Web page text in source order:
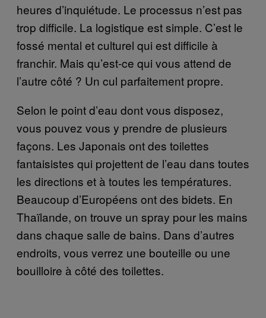
heures d’inquiétude. Le processus n’est pas
trop difficile. La logistique est simple. C’est le
fossé mental et culturel qui est difficile à
franchir. Mais qu’est-ce qui vous attend de
l’autre côté ? Un cul parfaitement propre.
Selon le point d’eau dont vous disposez,
vous pouvez vous y prendre de plusieurs
façons. Les Japonais ont des toilettes
fantaisistes qui projettent de l’eau dans toutes
les directions et à toutes les températures.
Beaucoup d’Européens ont des bidets. En
Thaïlande, on trouve un spray pour les mains
dans chaque salle de bains. Dans d’autres
endroits, vous verrez une bouteille ou une
bouilloire à côté des toilettes.